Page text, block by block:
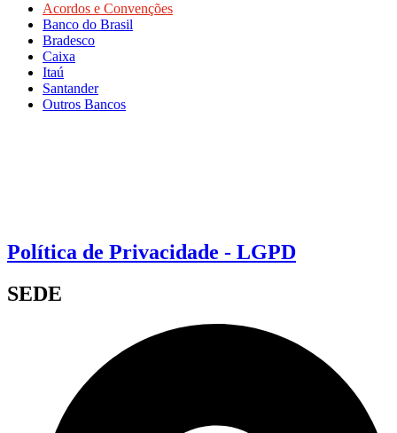
Acordos e Convenções
Banco do Brasil
Bradesco
Caixa
Itaú
Santander
Outros Bancos
Política de Privacidade - LGPD
SEDE